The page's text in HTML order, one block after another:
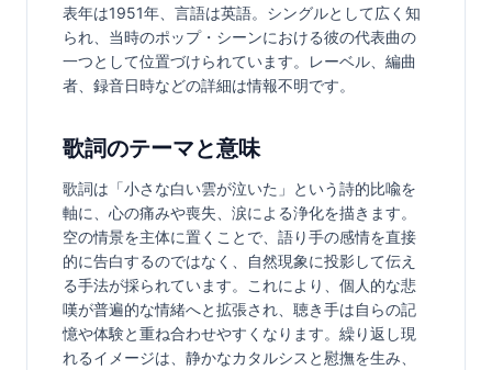
表年は1951年、言語は英語。シングルとして広く知
られ、当時のポップ・シーンにおける彼の代表曲の
一つとして位置づけられています。レーベル、編曲
者、録音日時などの詳細は情報不明です。
歌詞のテーマと意味
歌詞は「小さな白い雲が泣いた」という詩的比喩を
軸に、心の痛みや喪失、涙による浄化を描きます。
空の情景を主体に置くことで、語り手の感情を直接
的に告白するのではなく、自然現象に投影して伝え
る手法が採られています。これにより、個人的な悲
嘆が普遍的な情緒へと拡張され、聴き手は自らの記
憶や体験と重ね合わせやすくなります。繰り返し現
れるイメージは、静かなカタルシスと慰撫を生み、